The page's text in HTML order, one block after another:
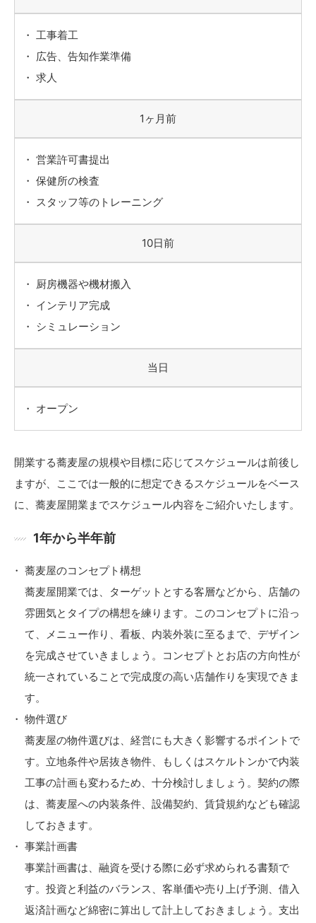
工事着工
広告、告知作業準備
求人
1ヶ月前
営業許可書提出
保健所の検査
スタッフ等のトレーニング
10日前
厨房機器や機材搬入
インテリア完成
シミュレーション
当日
オープン
開業する蕎麦屋の規模や目標に応じてスケジュールは前後し
ますが、ここでは一般的に想定できるスケジュールをベース
に、蕎麦屋開業までスケジュール内容をご紹介いたします。
1年から半年前
蕎麦屋のコンセプト構想
蕎麦屋開業では、ターゲットとする客層などから、店舗の
雰囲気とタイプの構想を練ります。このコンセプトに沿っ
て、メニュー作り、看板、内装外装に至るまで、デザイン
を完成させていきましょう。コンセプトとお店の方向性が
統一されていることで完成度の高い店舗作りを実現できま
す。
物件選び
蕎麦屋の物件選びは、経営にも大きく影響するポイントで
す。立地条件や居抜き物件、もしくはスケルトンかで内装
工事の計画も変わるため、十分検討しましょう。契約の際
は、蕎麦屋への内装条件、設備契約、賃貸規約なども確認
しておきます。
事業計画書
事業計画書は、融資を受ける際に必ず求められる書類で
す。投資と利益のバランス、客単価や売り上げ予測、借入
返済計画など綿密に算出して計上しておきましょう。支出